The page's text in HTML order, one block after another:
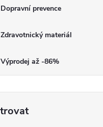
Dopravní prevence
Zdravotnický materiál
Výprodej až -86%